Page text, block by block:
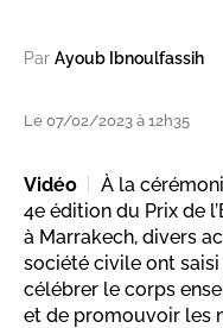
Par Ayoub Ibnoulfassih
Le 07/02/2023 à 12h35
Vidéo
À la
4e édition du Prix de
à Marrakech, divers
société civile ont
célébrer le corps
et de promouvoir les